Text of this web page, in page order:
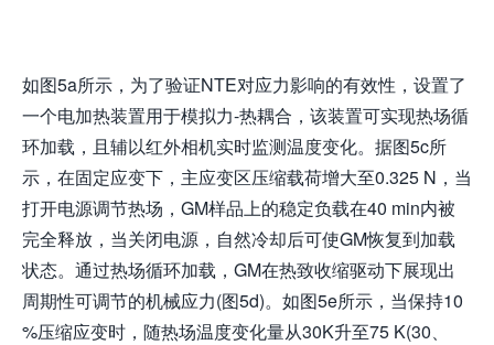
如图5a所示，为了验证NTE对应力影响的有效性，设置了
一个电加热装置用于模拟力-热耦合，该装置可实现热场循
环加载，且辅以红外相机实时监测温度变化。据图5c所
示，在固定应变下，主应变区压缩载荷增大至0.325 N，当
打开电源调节热场，GM样品上的稳定负载在40 min内被
完全释放，当关闭电源，自然冷却后可使GM恢复到加载
状态。通过热场循环加载，GM在热致收缩驱动下展现出
周期性可调节的机械应力(图5d)。如图5e所示，当保持10
%压缩应变时，随热场温度变化量从30K升至75 K(30、